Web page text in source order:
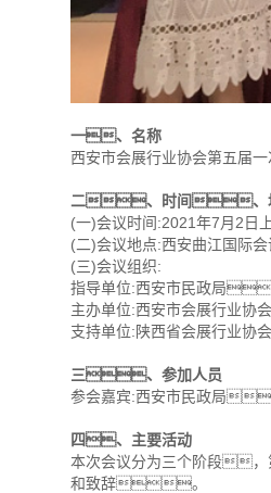
一、名称
西安市会展行业协会第五届
二、时间、
(一)会议时间:2021年7月2日
(二)会议地点:西安曲江国际
(三)会议组织:
指导单位:西安市民政局
主办单位:西安市会展行业协会
支持单位:陕西省会展行业协会
三、参加人员
参会嘉宾:西安市民政局
四、主要活动
本次会议分为三个阶段，
和致辞。